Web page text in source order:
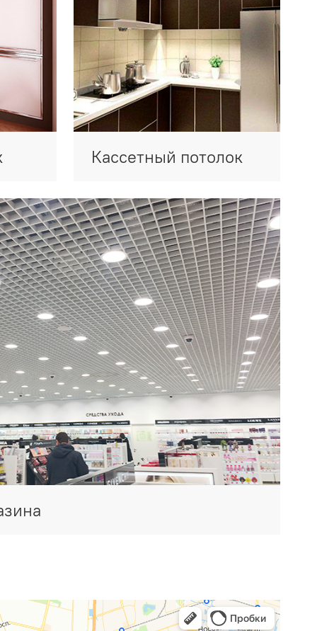
Кассетный потолок